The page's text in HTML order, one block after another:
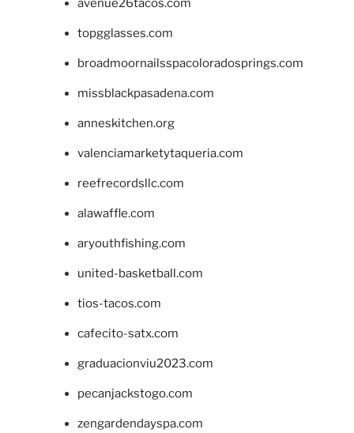
avenue26tacos.com
topgglasses.com
broadmoornailsspacoloradosprings.com
missblackpasadena.com
anneskitchen.org
valenciamarketytaqueria.com
reefrecordsllc.com
alawaffle.com
aryouthfishing.com
united-basketball.com
tios-tacos.com
cafecito-satx.com
graduacionviu2023.com
pecanjackstogo.com
zengardendayspa.com